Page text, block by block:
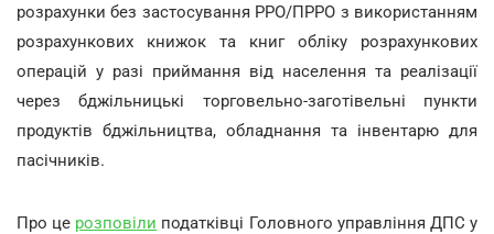
розрахунки без застосування РРО/ПРРО з використанням
розрахункових книжок та книг обліку розрахункових
операцій у разі приймання від населення та реалізації
через бджільницькі торговельно-заготівельні пункти
продуктів бджільництва, обладнання та інвентарю для
пасічників.
Про це розповіли податківці Головного управління ДПС у